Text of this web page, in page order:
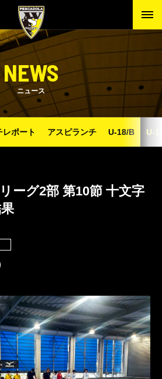
NEWS
ニュース
レポート アスピランチ U-18/B U-
ーグ2部 第10節 十文字